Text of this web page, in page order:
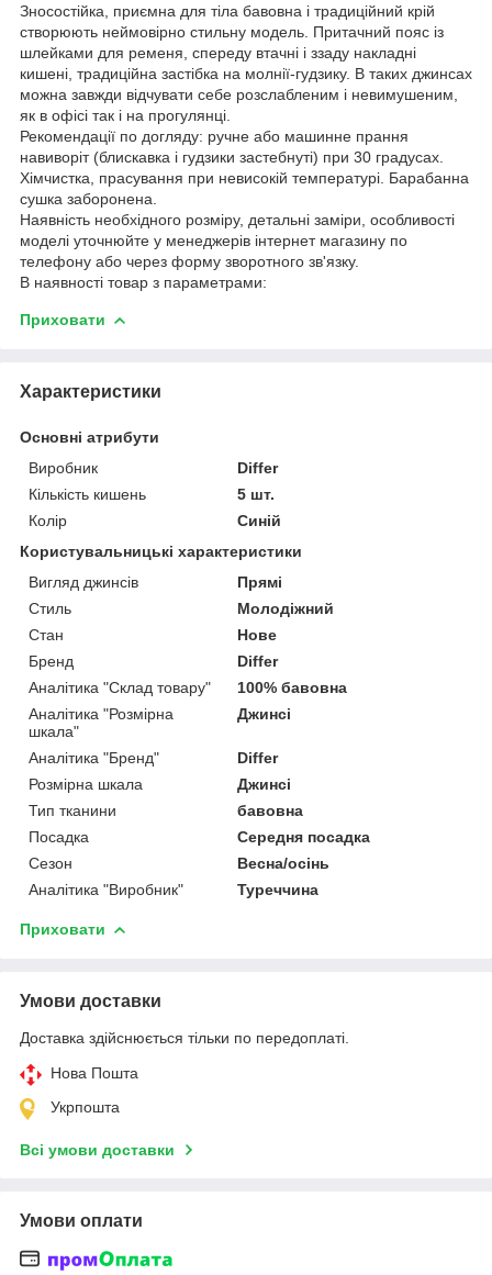
Зносостійка, приємна для тіла бавовна і традиційний крій
створюють неймовірно стильну модель. Притачний пояс із
шлейками для ременя, спереду втачні і ззаду накладні
кишені, традиційна застібка на молнії-гудзику. В таких джинсах
можна завжди відчувати себе розслабленим і невимушеним,
як в офісі так і на прогулянці.
Рекомендації по догляду: ручне або машинне прання
навиворіт (блискавка і гудзики застебнуті) при 30 градусах.
Хімчистка, прасування при невисокій температурі. Барабанна
сушка заборонена.
Наявність необхідного розміру, детальні заміри, особливості
моделі уточнюйте у менеджерів інтернет магазину по
телефону або через форму зворотного зв'язку.
В наявності товар з параметрами:
Приховати
Характеристики
Основні атрибути
Виробник
Differ
Кількість кишень
5 шт.
Колір
Синій
Користувальницькі характеристики
Вигляд джинсів
Прямі
Стиль
Молодіжний
Стан
Нове
Бренд
Differ
Аналітика "Склад товару"
100% бавовна
Аналітика "Розмірна
шкала"
Джинсі
Аналітика "Бренд"
Differ
Розмірна шкала
Джинсі
Тип тканини
бавовна
Посадка
Середня посадка
Сезон
Весна/осінь
Аналітика "Виробник"
Туреччина
Приховати
Умови доставки
Доставка здійснюється тільки по передоплаті.
Нова Пошта
Укрпошта
Всі умови доставки
Умови оплати